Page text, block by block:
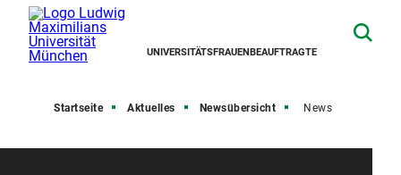
UNIVERSITÄTSFRAUENBEAUFTRAGTE
Startseite Aktuelles Newsübersicht News